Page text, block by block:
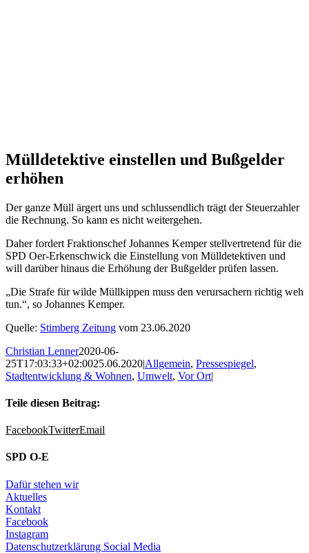
Mülldetektive einstellen und Bußgelder
erhöhen
Der ganze Müll ärgert uns und schlussendlich trägt der Steuerzahler
die Rechnung. So kann es nicht weitergehen.
Daher fordert Fraktionschef Johannes Kemper stellvertretend für die
SPD Oer-Erkenschwick die Einstellung von Mülldetektiven und
will darüber hinaus die Erhöhung der Bußgelder prüfen lassen.
„Die Strafe für wilde Müllkippen muss den verursachern richtig weh
tun.“, so Johannes Kemper.
Quelle: Stimberg Zeitung vom 23.06.2020
Christian Lenner2020-06-
25T17:03:33+02:0025.06.2020|Allgemein, Pressespiegel,
Stadtentwicklung & Wohnen, Umwelt, Vor Ort|
Teile diesen Beitrag:
FacebookTwitterEmail
SPD O-E
Dafür stehen wir
Aktuelles
Kontakt
Facebook
Instagram
Datenschutzerklärung Social Media